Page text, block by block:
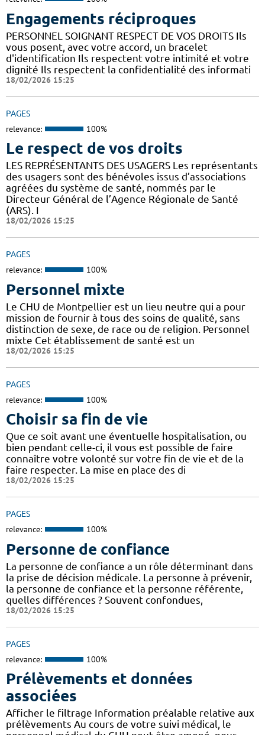
Engagements réciproques
PERSONNEL SOIGNANT RESPECT DE VOS DROITS Ils
vous posent, avec votre accord, un bracelet
d'identification Ils respectent votre intimité et votre
dignité Ils respectent la confidentialité des informati
18/02/2026 15:25
PAGES
relevance: 100%
Le respect de vos droits
LES REPRÉSENTANTS DES USAGERS Les représentants
des usagers sont des bénévoles issus d’associations
agréées du système de santé, nommés par le
Directeur Général de l’Agence Régionale de Santé
(ARS). I
18/02/2026 15:25
PAGES
relevance: 100%
Personnel mixte
Le CHU de Montpellier est un lieu neutre qui a pour
mission de fournir à tous des soins de qualité, sans
distinction de sexe, de race ou de religion. Personnel
mixte Cet établissement de santé est un
18/02/2026 15:25
PAGES
relevance: 100%
Choisir sa fin de vie
Que ce soit avant une éventuelle hospitalisation, ou
bien pendant celle-ci, il vous est possible de faire
connaître votre volonté sur votre fin de vie et de la
faire respecter. La mise en place des di
18/02/2026 15:25
PAGES
relevance: 100%
Personne de confiance
La personne de confiance a un rôle déterminant dans
la prise de décision médicale. La personne à prévenir,
la personne de confiance et la personne référente,
quelles différences ? Souvent confondues,
18/02/2026 15:25
PAGES
relevance: 100%
Prélèvements et données
associées
Afficher le filtrage Information préalable relative aux
prélèvements Au cours de votre suivi médical, le